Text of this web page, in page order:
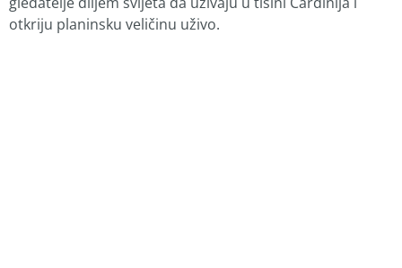
otkriju planinsku veličinu uživo.